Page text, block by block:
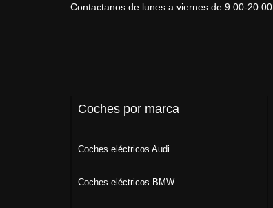
Contactanos de lunes a viernes de 9:00-20:00
Coches por marca
Coches eléctricos Audi
Coches eléctricos BMW